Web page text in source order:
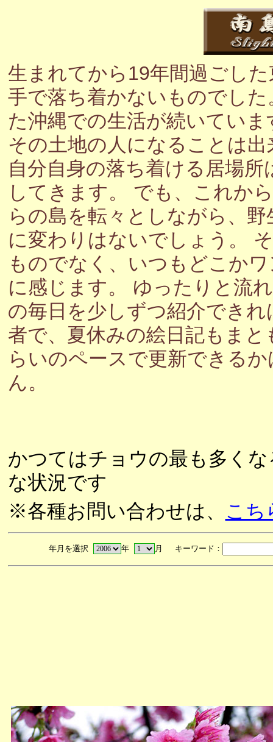
生まれてから19年間過ごし
手で落ち着かないものでし
た沖縄での生活が続いてい
その土地の人になることは
自分自身の落ち着ける居場
してきます。 でも、これか
らの島を転々としながら、
に変わりはないでしょう。
ものでなく、いつもどこか
に感じます。 ゆったりと流
の毎日を少しずつ紹介でき
者で、夏休みの絵日記もま
らいのペースで更新できる
ん。
かつてはチョウの最も多く
な状況です
※各種お問い合わせは、 こち
年月を選択 年 月 キーワード：